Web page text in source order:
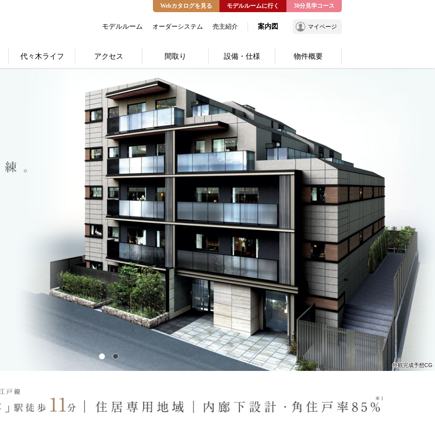
代々木ライフ アクセス 間取り 設備・仕様 物件概要
モデルルーム オーダーシステム 売主紹介 案内図 マイページ
Webカタログを見る モデルルームに行く 30分見学コース
外観完成予想CG
エントランス完成予想CG